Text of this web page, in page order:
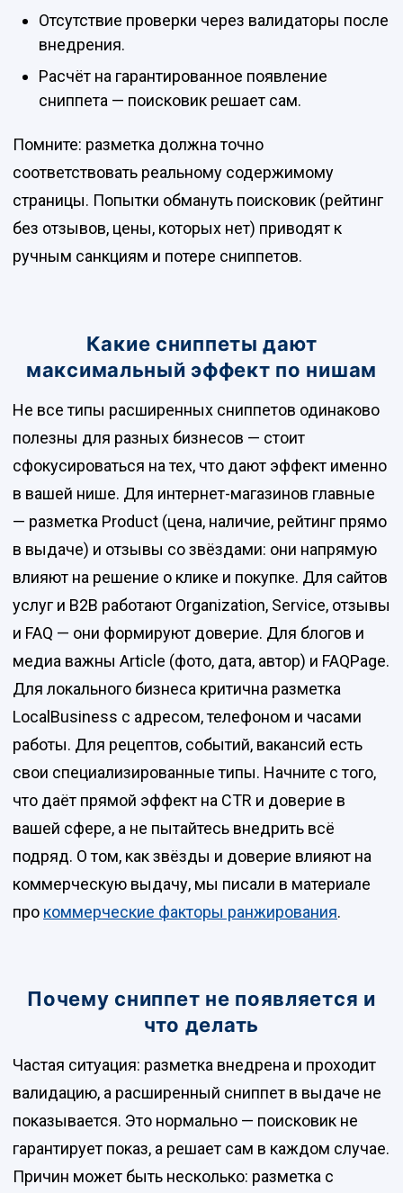
Отсутствие проверки через валидаторы после
внедрения.
Расчёт на гарантированное появление
сниппета — поисковик решает сам.
Помните: разметка должна точно
соответствовать реальному содержимому
страницы. Попытки обмануть поисковик (рейтинг
без отзывов, цены, которых нет) приводят к
ручным санкциям и потере сниппетов.
Какие сниппеты дают
максимальный эффект по нишам
Не все типы расширенных сниппетов одинаково
полезны для разных бизнесов — стоит
сфокусироваться на тех, что дают эффект именно
в вашей нише. Для интернет-магазинов главные
— разметка Product (цена, наличие, рейтинг прямо
в выдаче) и отзывы со звёздами: они напрямую
влияют на решение о клике и покупке. Для сайтов
услуг и B2B работают Organization, Service, отзывы
и FAQ — они формируют доверие. Для блогов и
медиа важны Article (фото, дата, автор) и FAQPage.
Для локального бизнеса критична разметка
LocalBusiness с адресом, телефоном и часами
работы. Для рецептов, событий, вакансий есть
свои специализированные типы. Начните с того,
что даёт прямой эффект на CTR и доверие в
вашей сфере, а не пытайтесь внедрить всё
подряд. О том, как звёзды и доверие влияют на
коммерческую выдачу, мы писали в материале
про коммерческие факторы ранжирования.
Почему сниппет не появляется и
что делать
Частая ситуация: разметка внедрена и проходит
валидацию, а расширенный сниппет в выдаче не
показывается. Это нормально — поисковик не
гарантирует показ, а решает сам в каждом случае.
Причин может быть несколько: разметка с